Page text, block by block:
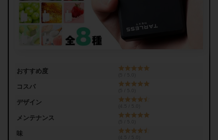
おすすめ度
コスパ
デザイン
メンテナンス
味